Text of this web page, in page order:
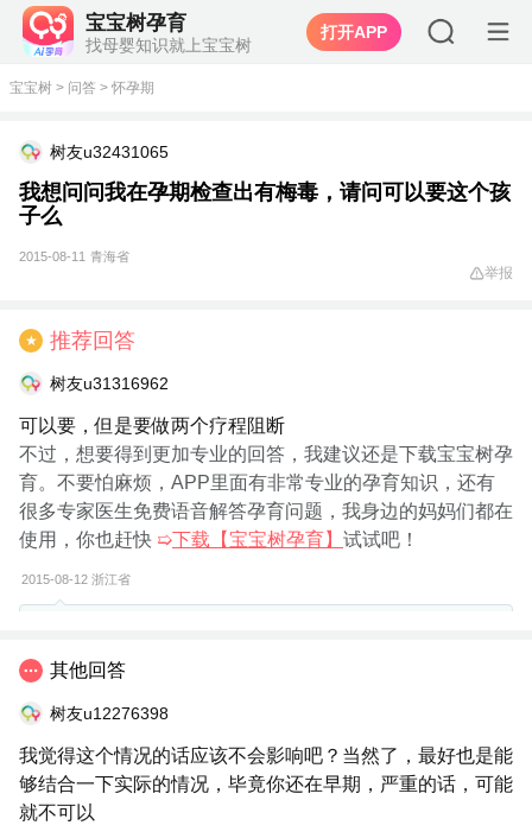
宝宝树孕育
找母婴知识就上宝宝树
打开APP
宝宝树 > 问答 > 怀孕期
树友u32431065
我想问问我在孕期检查出有梅毒，请问可以要这个孩
子么
2015-08-11 青海省
举报
★ 推荐回答
树友u31316962
可以要，但是要做两个疗程阻断
不过，想要得到更加专业的回答，我建议还是下载宝宝树孕
育。不要怕麻烦，APP里面有非常专业的孕育知识，还有
很多专家医生免费语音解答孕育问题，我身边的妈妈们都在
使用，你也赶快 ➯下载【宝宝树孕育】 试试吧！
2015-08-12 浙江省
树友u31316962：
素治疗，每周注射一次，每次二百四十万单位，连注三周为一
树友u32431065：今天检查出来是1；128请问我可以要这个
孩子么
其他回答
树友u12276398
我觉得这个情况的话应该不会影响吧？当然了，最好也是能
够结合一下实际的情况，毕竟你还在早期，严重的话，可能
就不可以